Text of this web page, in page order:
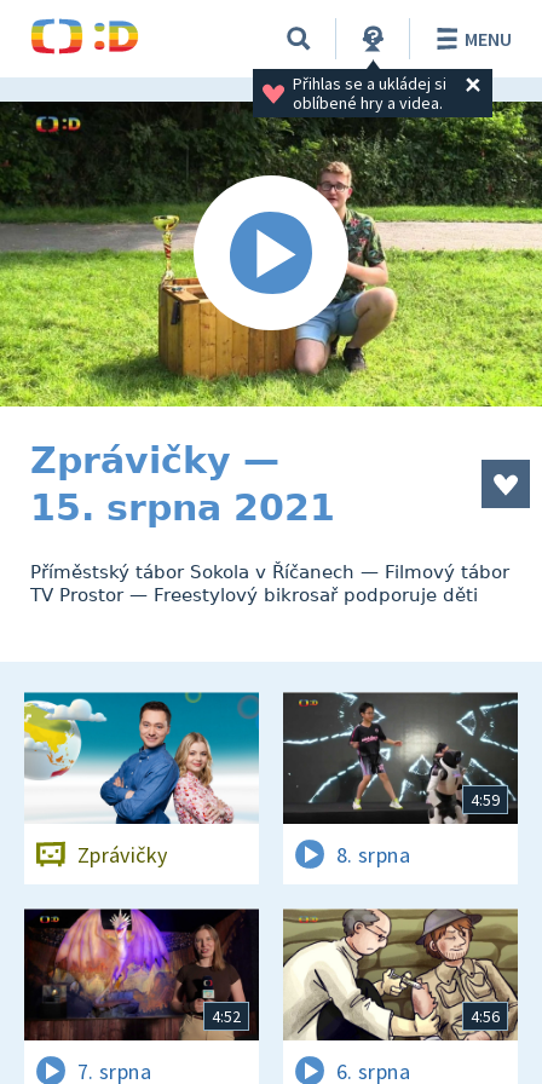
Přihlas se a ukládej si
oblíbené hry a videa.
MENU
Zprávičky —
15. srpna 2021
Příměstský tábor Sokola v Říčanech — Filmový tábor
TV Prostor — Freestylový bikrosař podporuje děti
Zprávičky
4:59
8. srpna
4:52
7. srpna
4:56
6. srpna